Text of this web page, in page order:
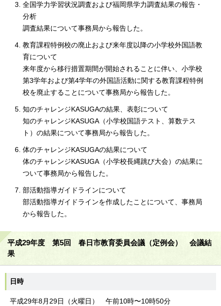
全国学力学習状況調査および福岡県学力調査結果の報告・
分析
調査結果について事務局から報告した。
教育課程特例校の廃止および来年度以降の小学校外国語教
育について
来年度から移行措置期間が開始されることに伴い、小学校
第3学年および第4学年の外国語活動に関する教育課程特例
校を廃止することについて事務局から報告した。
知のチャレンジKASUGAの結果、表彰について
知のチャレンジKASUGA（小学校国語テスト、算数テス
ト）の結果について事務局から報告した。
体のチャレンジKASUGAの結果について
体のチャレンジKASUGA（小学校長縄跳び大会）の結果に
ついて事務局から報告した。
部活動指導ガイドラインについて
部活動指導ガイドラインを作成したことについて、事務局
から報告した。
平成29年度 第5回 春日市教育委員会議（定例会） 会議結
果
日時
平成29年8月29日（火曜日） 午前10時〜10時50分